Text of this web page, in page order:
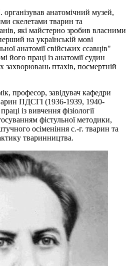
анатомічний музей,
скелетами тварин та
які майстерно зробив власними
на українській мові
анатомії свійських ссавців"
його праці із анатомії судин
захворювань птахів, посмертній
професор, завідувач кафедри
тварин ПДСГІ (1936-1939, 1940-
із вивчення фізіології
фістульної методики,
осіменіння с.-г. тварин та
тваринництва.